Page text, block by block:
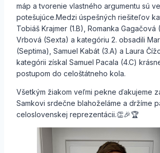
máp a tvorenie vlastného argumentu sú
potešujúce.Medzi úspešných riešiteľov
Tobiáš Krajmer (1.B), Romanka Gagačová
Vrbová (Sexta) a kategóriu 2. obsadili
(Septima), Samuel Kabát (3.A) a Laura
kategórii získal Samuel Pacala (4.C)
postupom do celoštátneho kola.
Všetkým žiakom veľmi pekne ďakujeme
Samkovi srdečne blahoželáme a držíme
celoslovenskej reprezentácii.👏🎉🏆